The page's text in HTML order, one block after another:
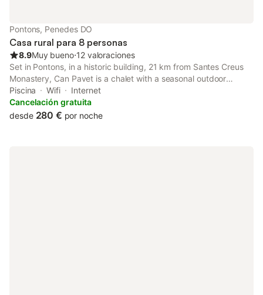
windsurf, buceo y pesca, con puntos de interés como Cal Padrí
y el Pi de Puig-Rodó a menos de 1 km.
Pontons, Penedes DO
Casa rural para 8 personas
8.9Muy bueno⋅12 valoraciones
Set in Pontons, in a historic building, 21 km from Santes Creus
Monastery, Can Pavet is a chalet with a seasonal outdoor
swimming pool and garden. With quiet street views, this
accommodation offers a patio.
Piscina Wifi
Internet
Cancelación gratuita
desde 280 € por noche